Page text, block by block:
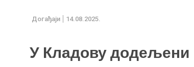
Дoгађаjи 14.08.2025.
У Кладову додељени